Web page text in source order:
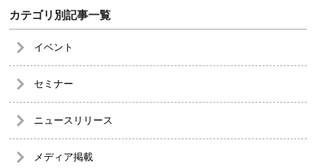
カテゴリ別記事一覧
イベント
セミナー
ニュースリリース
メディア掲載